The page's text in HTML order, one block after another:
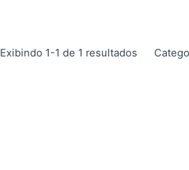
Exibindo 1-1 de 1 resultados